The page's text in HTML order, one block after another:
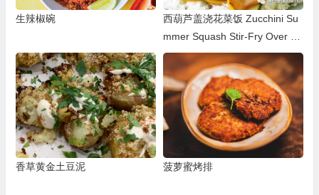
生辣椒碗
西葫芦盖浇花菜饭 Zucchini Su
mmer Squash Stir-Fry Over Ca
uliflower Rice
香草黄金土豆泥 菠萝蜜烤排